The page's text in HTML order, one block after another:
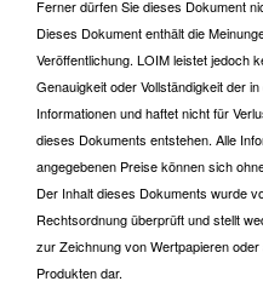
Ferner dürfen Sie dieses Dokument
Dieses Dokument enthält die
Veröffentlichung. LOIM leistet jedoch
Genauigkeit oder Vollständigkeit der
Informationen und haftet nicht für
dieses Dokuments entstehen. Alle
angegebenen Preise können sich
Der Inhalt dieses Dokuments wurde
Rechtsordnung überprüft und stellt
zur Zeichnung von Wertpapieren
Produkten dar.